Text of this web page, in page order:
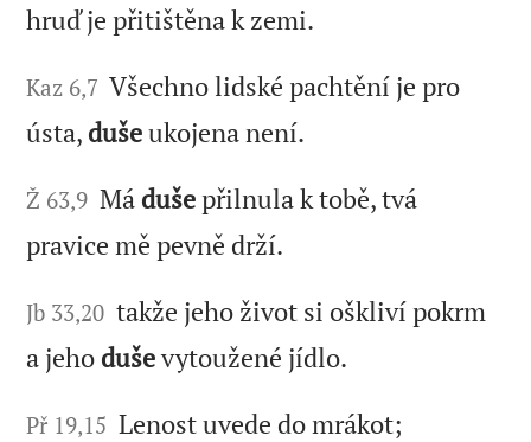
hruď je přitištěna k zemi.
Kaz 6,7 Všechno lidské pachtění je pro
ústa, dušeukojena není.
Ž 63,9 Má dušepřilnula k tobě, tvá
pravice mě pevně drží.
Jb 33,20 takže jeho život si oškliví pokrm
a jeho duševytoužené jídlo.
Př 19,15 Lenost uvede do mrákot;